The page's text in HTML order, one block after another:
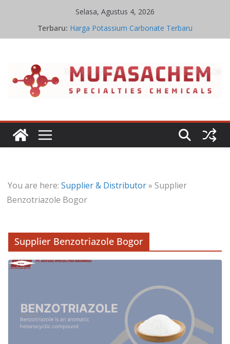
Selasa, Agustus 4, 2026
Terbaru: Harga Potassium Carbonate Terbaru
Stoikiometri Iron Oxide
Jual Potassium Carbonate
You are here: Supplier & Distributor» Supplier
Benzotriazole Bogor
Supplier Benzotriazole Bogor